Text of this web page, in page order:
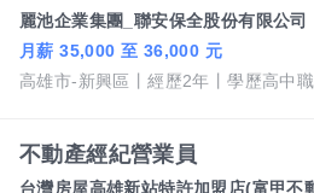
麗池企業集團_聯安保全股份有限公司
月薪 35,000 至 36,000 元
高雄市-新興區
經歷2年 學歷高中職
不動產經紀營業員